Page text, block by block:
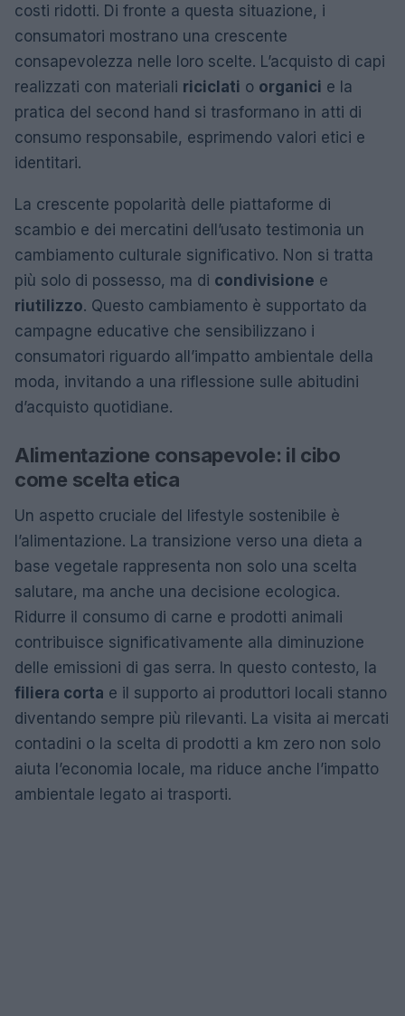
costi ridotti. Di fronte a questa situazione, i
consumatori mostrano una crescente
consapevolezza nelle loro scelte. L’acquisto di capi
realizzati con materiali riciclati o organici e la
pratica del second hand si trasformano in atti di
consumo responsabile, esprimendo valori etici e
identitari.
La crescente popolarità delle piattaforme di
scambio e dei mercatini dell’usato testimonia un
cambiamento culturale significativo. Non si tratta
più solo di possesso, ma di condivisione e
riutilizzo. Questo cambiamento è supportato da
campagne educative che sensibilizzano i
consumatori riguardo all’impatto ambientale della
moda, invitando a una riflessione sulle abitudini
d’acquisto quotidiane.
Alimentazione consapevole: il cibo
come scelta etica
Un aspetto cruciale del lifestyle sostenibile è
l’alimentazione. La transizione verso una dieta a
base vegetale rappresenta non solo una scelta
salutare, ma anche una decisione ecologica.
Ridurre il consumo di carne e prodotti animali
contribuisce significativamente alla diminuzione
delle emissioni di gas serra. In questo contesto, la
filiera corta e il supporto ai produttori locali stanno
diventando sempre più rilevanti. La visita ai mercati
contadini o la scelta di prodotti a km zero non solo
aiuta l’economia locale, ma riduce anche l’impatto
ambientale legato ai trasporti.